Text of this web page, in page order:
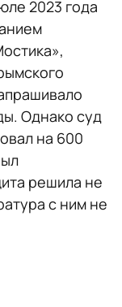
2023 года
Однако суд
на 600
решила не
с ним не